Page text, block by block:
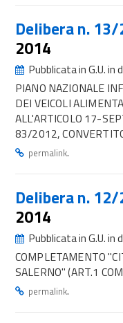
Delibera n.
2014
Pubblicata in G.U.
PIANO NAZIONALE
DEI VEICOLI
ALL'ARTICOLO 17-
83/2012,
permalink.
Delibera n.
2014
Pubblicata in G.U.
COMPLETAMENTO
SALERNO" (ART.1
permalink.